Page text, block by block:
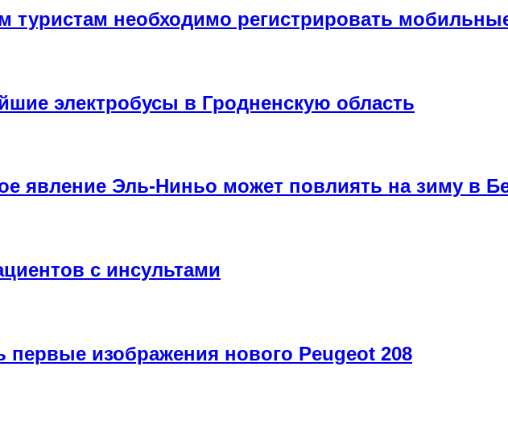
туристам необходимо регистрировать
электробусы в Гродненскую область
явление Эль-Ниньо может повлиять на зиму в
с инсультами
изображения нового Peugeot 208